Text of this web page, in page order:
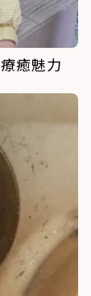
癒魅力